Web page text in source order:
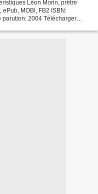
Léon Morin, prêtre
ePub, MOBI, FB2 ISBN:
2004 Télécharger